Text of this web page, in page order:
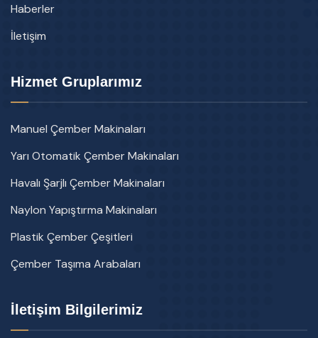
Haberler
İletişim
Hizmet Gruplarımız
Manuel Çember Makinaları
Yarı Otomatik Çember Makinaları
Havalı Şarjlı Çember Makinaları
Naylon Yapıştırma Makinaları
Plastik Çember Çeşitleri
Çember Taşıma Arabaları
İletişim Bilgilerimiz